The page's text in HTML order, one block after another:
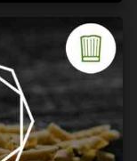
und zeigen, wie die
werden. Dabei
fehlen. Sehen Sie wie
Destillerien und Winzer
– wir geben
Tropfen.